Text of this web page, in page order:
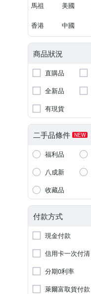
馬祖 美國
香港 中國
商品狀況
直購品
全新品
有現貨
二手品條件 NEW
福利品
八成新
收藏品
付款方式
現金付款
信用卡一次付清
分期0利率
萊爾富取貨付款